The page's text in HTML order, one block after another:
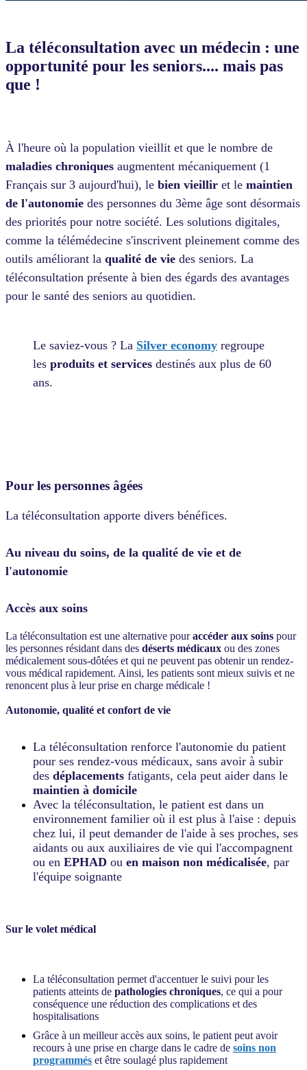
La téléconsultation avec un médecin : une
opportunité pour les seniors.... mais pas
que !
À l'heure où la population vieillit et que le nombre de
maladies chroniques augmentent mécaniquement (1
Français sur 3 aujourd'hui), le bien vieillir et le maintien
de l'autonomie des personnes du 3ème âge sont désormais
des priorités pour notre société. Les solutions digitales,
comme la télémédecine s'inscrivent pleinement comme des
outils améliorant la qualité de vie des seniors. La
téléconsultation présente à bien des égards des avantages
pour le santé des seniors au quotidien.
Le saviez-vous ? La Silver economy regroupe
les produits et services destinés aux plus de 60
ans.
Pour les personnes âgées
La téléconsultation apporte divers bénéfices.
Au niveau du soins, de la qualité de vie et de
l'autonomie
Accès aux soins
La téléconsultation est une alternative pouraccéder aux soins pour
les personnes résidant dans des déserts médicaux ou des zones
médicalement sous-dôtées et qui ne peuvent pas obtenir un rendez-
vous médical rapidement. Ainsi, les patients sont mieux suivis et ne
renoncent plus à leur prise en charge médicale !
Autonomie, qualité et confort de vie
La téléconsultation renforce l'autonomie du patient
pour ses rendez-vous médicaux, sans avoir à subir
des déplacements fatigants, cela peut aider dans le
maintien à domicile
Avec la téléconsultation, le patient est dans un
environnement familier où il est plus à l'aise : depuis
chez lui, il peut demander de l'aide à ses proches, ses
aidants ou aux auxiliaires de vie qui l'accompagnent
ou en EPHAD ou en maison non médicalisée, par
l'équipe soignante
Sur le volet médical
La téléconsultation permet d'accentuer le suivi pour les
patients atteints de pathologies chroniques, ce qui a pour
conséquence une réduction des complications et des
hospitalisations
Grâce à un meilleur accès aux soins, le patient peut avoir
recours à une prise en charge dans le cadre de soins non
programmés et être soulagé plus rapidement